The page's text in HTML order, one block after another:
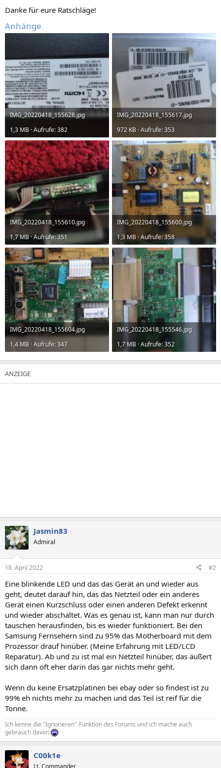
Danke für eure Ratschläge!
Anhänge
IMG_20220418_155628.jpg
1,3 MB · Aufrufe: 382
IMG_20220418_155617.jpg
972 KB · Aufrufe: 353
IMG_20220418_155610.jpg
1,7 MB · Aufrufe: 351
IMG_20220418_155600.jpg
1,3 MB · Aufrufe: 358
IMG_20220418_155604.jpg
1,4 MB · Aufrufe: 347
IMG_20220418_155546.jpg
1,7 MB · Aufrufe: 352
Jasmin83
Admiral
18. April 2022 #2
Eine blinkende LED und das das Gerät an und wieder aus
geht, deutet darauf hin, das das Netzteil oder ein anderes
Gerät einen Kurzschluss oder einen anderen Defekt erkennt
und wieder abschaltet. Was es genau ist, kann man nur durch
tauschen herausfinden, bis es wieder funktioniert. Bei den
Samsung Fernsehern sind zu 95% das Motherboard mit dem
Prozessor drauf hinüber. (Meine Erfahrung mit LED/LCD
Reparatur). Ab und zu ist mal ein Netzteil hinüber, das äußert
sich dann oft eher darin das gar nichts mehr geht.
Wenn du keine Ersatzplatinen bei ebay oder so findest ist zu
99% eh nichts mehr zu machen und das Teil ist reif für die
Tonne.
Ich kenne die "Ignorieren"-Funktion des Forums und ich mache auch
gebrauch davon
C00k1e
Lt. Commander